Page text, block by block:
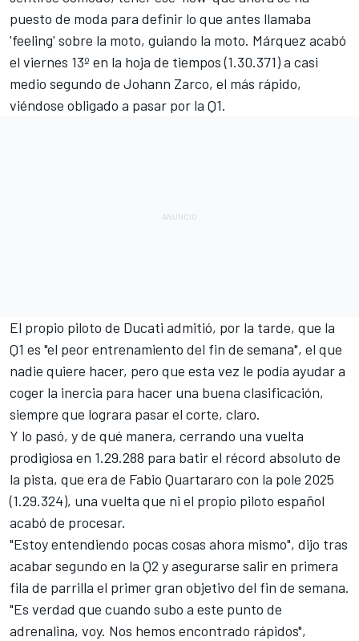
puesto de moda para definir lo que antes llamaba
'feeling' sobre la moto, guiando la moto. Márquez acabó
el viernes 13º en la hoja de tiempos (1.30.371) a casi
medio segundo de Johann Zarco, el más rápido,
viéndose obligado a pasar por la Q1.
El propio piloto de Ducati admitió, por la tarde, que la
Q1 es "el peor entrenamiento del fin de semana", el que
nadie quiere hacer, pero que esta vez le podía ayudar a
coger la inercia para hacer una buena clasificación,
siempre que lograra pasar el corte, claro.
Y lo pasó, y de qué manera, cerrando una vuelta
prodigiosa en 1.29.288 para batir el récord absoluto de
la pista, que era de Fabio Quartararo con la pole 2025
(1.29.324), una vuelta que ni el propio piloto español
acabó de procesar.
"Estoy entendiendo pocas cosas ahora mismo", dijo tras
acabar segundo en la Q2 y asegurarse salir en primera
fila de parrilla el primer gran objetivo del fin de semana.
"Es verdad que cuando subo a este punto de
adrenalina, voy. Nos hemos encontrado rápidos",